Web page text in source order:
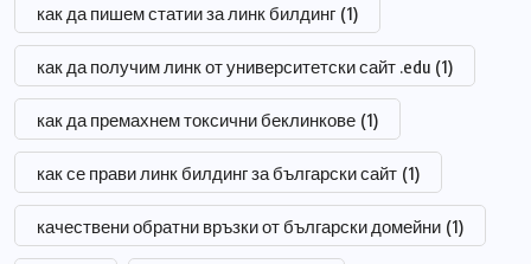
как да пишем статии за линк билдинг (1)
как да получим линк от университетски сайт .edu (1)
как да премахнем токсични беклинкове (1)
как се прави линк билдинг за български сайт (1)
качествени обратни връзки от български домейни (1)